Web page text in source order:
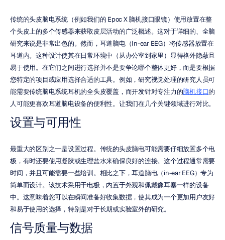
传统的头皮脑电系统（例如我们的 Epoc X 脑机接口眼镜）使用放置在整
个头皮上的多个传感器来获取皮层活动的广泛概述。这对于详细的、全脑
研究来说是非常出色的。然而，耳道脑电（In-ear EEG）将传感器放置在
耳道内。这种设计使其在日常环境中（从办公室到家里）显得格外隐蔽且
易于使用。在它们之间进行选择并不是要争论哪个整体更好，而是要根据
您特定的项目或应用选择合适的工具。例如，研究视觉处理的研究人员可
能需要传统脑电系统耳机的全头皮覆盖，而开发针对专注力的脑机接口的
人可能更喜欢耳道脑电设备的便利性。让我们在几个关键领域进行对比。
设置与可用性
最重大的区别之一是设置过程。传统的头皮脑电可能需要仔细放置多个电
极，有时还要使用凝胶或生理盐水来确保良好的连接。这个过程通常需要
时间，并且可能需要一些培训。相比之下，耳道脑电（in-ear EEG）专为
简单而设计。该技术采用干电极，内置于外观和佩戴像耳塞一样的设备
中。这意味着您可以在瞬间准备好收集数据，使其成为一个更加用户友好
和易于使用的选择，特别是对于长期或实验室外的研究。
信号质量与数据